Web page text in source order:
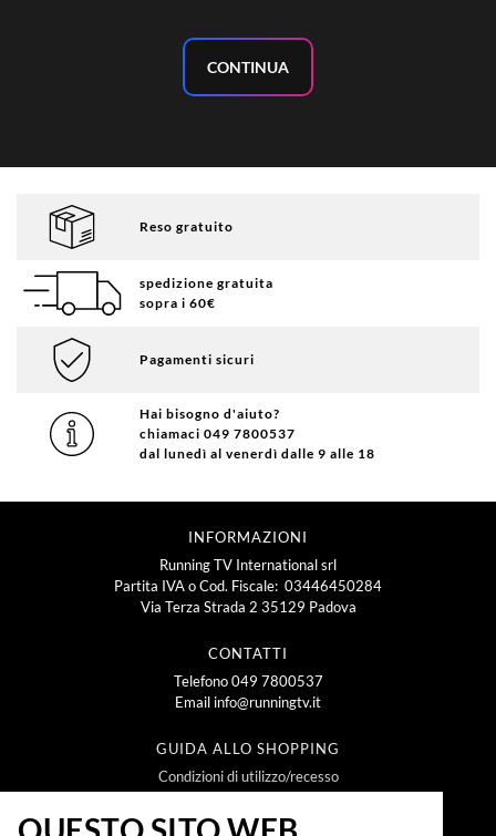
CONTINUA
Reso gratuito
spedizione gratuita
sopra i 60€
Pagamenti sicuri
Hai bisogno d'aiuto?
chiamaci 049 7800537
dal lunedì al venerdì dalle 9 alle 18
INFORMAZIONI
Running TV International srl
Partita IVA o Cod. Fiscale: 03446450284
Via Terza Strada 2 35129 Padova
CONTATTI
Telefono049 7800537
Email info@runningtv.it
GUIDA ALLO SHOPPING
Condizioni di utilizzo/recesso
Metodi e spese di spedizione
Policy Privacy